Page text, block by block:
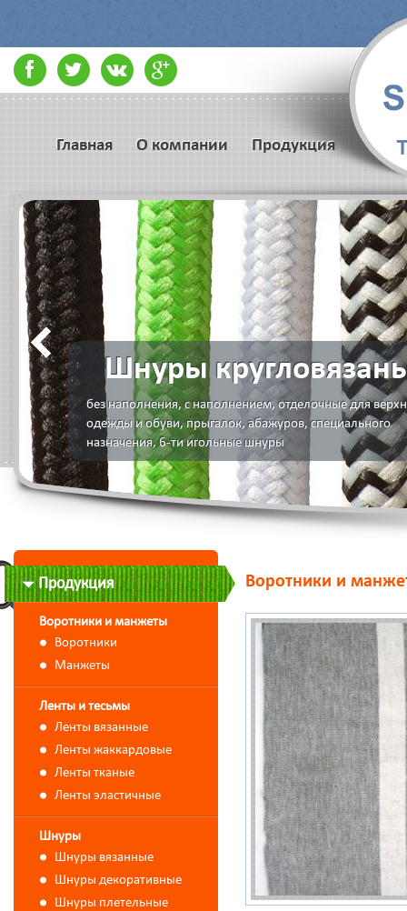
Главная О компании Продукция
Шнуры
без наполнения, с наполнением, отделочные для
одежды и обуви, прыгалок, абажуров, специального
назначения, 6-ти игольные шнуры
Продукция
Воротники и манжеты
Воротники
Манжеты
Ленты и тесьмы
Ленты вязанные
Ленты жаккардовые
Ленты тканые
Ленты эластичные
Шнуры
Шнуры вязанные
Шнуры декоративные
Шнуры плетельные
Воротники и